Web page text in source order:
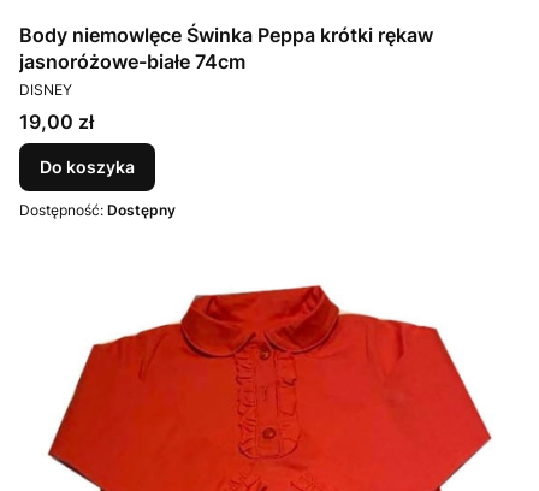
Body niemowlęce Świnka Peppa krótki rękaw
jasnoróżowe-białe 74cm
PRODUCENT
DISNEY
Cena
19,00 zł
Do koszyka
Dostępność: Dostępny